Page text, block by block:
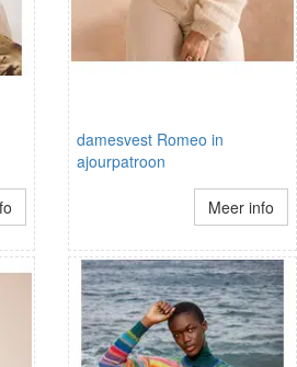
damesvest Romeo in
ajourpatroon
Meer info